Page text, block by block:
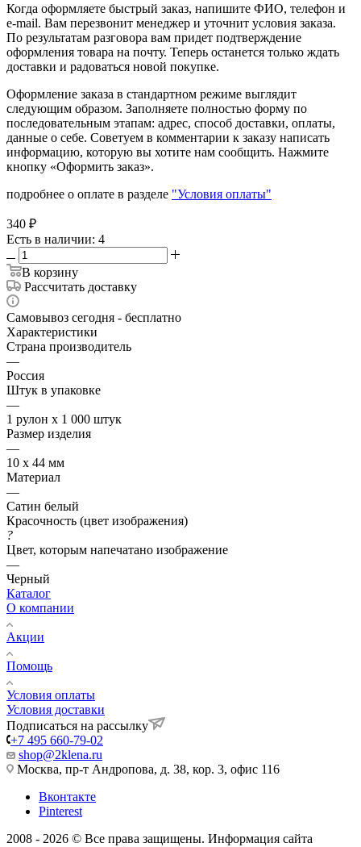
Когда оформляете быстрый заказ, напишите ФИО, телефон и
e-mail. Вам перезвонит менеджер и уточнит условия заказа.
По результатам разговора вам придет подтверждение
оформления товара на почту. Теперь останется только ждать
доставки и радоваться новой покупке.
Оформление заказа в стандартном режиме выглядит
следующим образом. Заполняете полностью форму по
последовательным этапам: адрес, способ доставки, оплаты,
данные о себе. Советуем в комментарии к заказу написать
информацию, которую вы хотите нам сообщить. Нажмите
кнопку «Оформить заказ».
подробнее о оплате в разделе "Условия оплаты"
340 ₽
Есть в наличии: 4
В корзину
Рассчитать доставку
Самовывоз сегодня - бесплатно
Характеристики
Страна производитель
—
Россия
Штук в упаковке
—
1 рулон х 1 000 штук
Размер изделия
—
10 х 44 мм
Материал
—
Сатин белый
Красочность (цвет изображения)
?
Цвет, которым напечатано изображение
—
Черный
Каталог
О компании
Акции
Помощь
Условия оплаты
Условия доставки
Подписаться на рассылку
+7 495 660-79-02
shop@2klena.ru
Москва, пр-т Андропова, д. 38, кор. 3, офис 116
Вконтакте
Pinterest
2008 - 2026 © Все права защищены. Информация сайта